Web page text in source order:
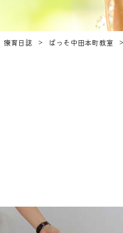
療育日誌 ぱっそ中田本町教室